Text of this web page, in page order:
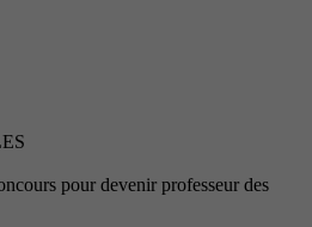
pour devenir professeur des